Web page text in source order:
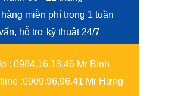
miễn phí trong 1 tuần
hỗ trợ kỹ thuật 24/7
: 0984.16.18.46 Mr Bình
:0909.96.96.41 Mr Hưng